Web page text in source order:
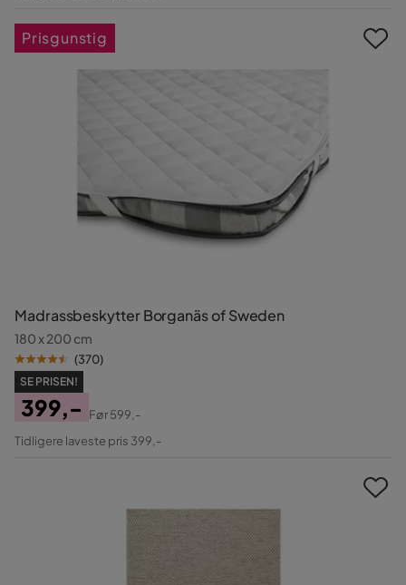
Madrassbeskytter Borganäs of Sweden
180 x 200 cm
(370)
SE PRISEN!
Pris
399,-
Original
Før599,-
Tidligere laveste pris 399,-
Prisgunstig